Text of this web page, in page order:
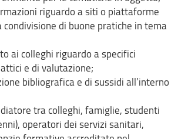
riguardo a siti o piattaforme
condivisione di buone pratiche in tema
ai colleghi riguardo a specifici
e di valutazione;
bibliografica e di sussidi all’interno
tra colleghi, famiglie, studenti
operatori dei servizi sanitari,